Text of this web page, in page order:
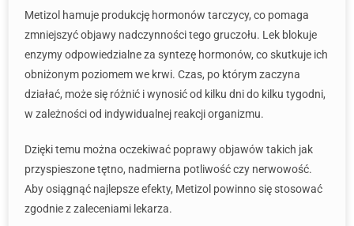
Metizol hamuje produkcję hormonów tarczycy, co pomaga
zmniejszyć objawy nadczynności tego gruczołu. Lek blokuje
enzymy odpowiedzialne za syntezę hormonów, co skutkuje ich
obniżonym poziomem we krwi. Czas, po którym zaczyna
działać, może się różnić i wynosić od kilku dni do kilku tygodni,
w zależności od indywidualnej reakcji organizmu.
Dzięki temu można oczekiwać poprawy objawów takich jak
przyspieszone tętno, nadmierna potliwość czy nerwowość.
Aby osiągnąć najlepsze efekty, Metizol powinno się stosować
zgodnie z zaleceniami lekarza.